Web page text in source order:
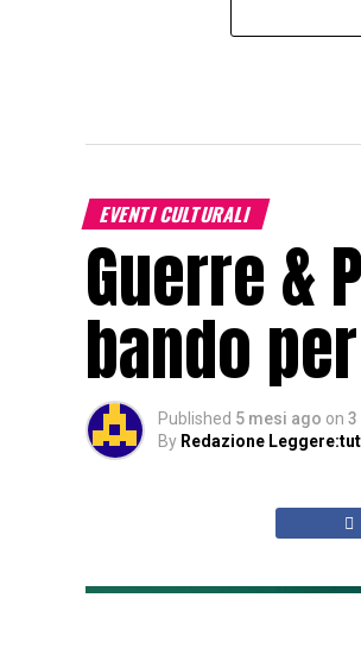
EVENTI CULTURALI
Guerre &
bando
Published 5 mesi ago on 3
By Redazione